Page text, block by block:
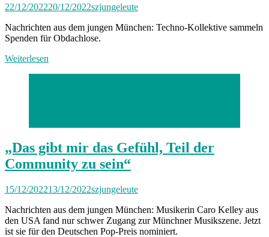
22/12/202220/12/2022szjungeleute
Nachrichten aus dem jungen München: Techno-Kollektive sammeln
Spenden für Obdachlose.
Weiterlesen
„Das gibt mir das Gefühl, Teil der
Community zu sein“
15/12/202213/12/2022szjungeleute
Nachrichten aus dem jungen München: Musikerin Caro Kelley aus
den USA fand nur schwer Zugang zur Münchner Musikszene. Jetzt
ist sie für den Deutschen Pop-Preis nominiert.